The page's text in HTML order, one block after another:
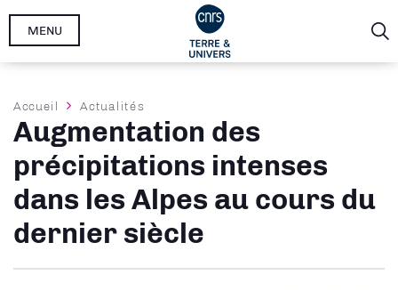
Aller
MENU
Fil
d'Ariane
Accueil Actualités
Augmentation des
précipitations intenses
dans les Alpes au cours du
dernier siècle